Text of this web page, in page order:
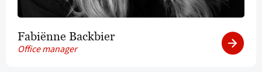
Fabiënne Backbier
Office manager